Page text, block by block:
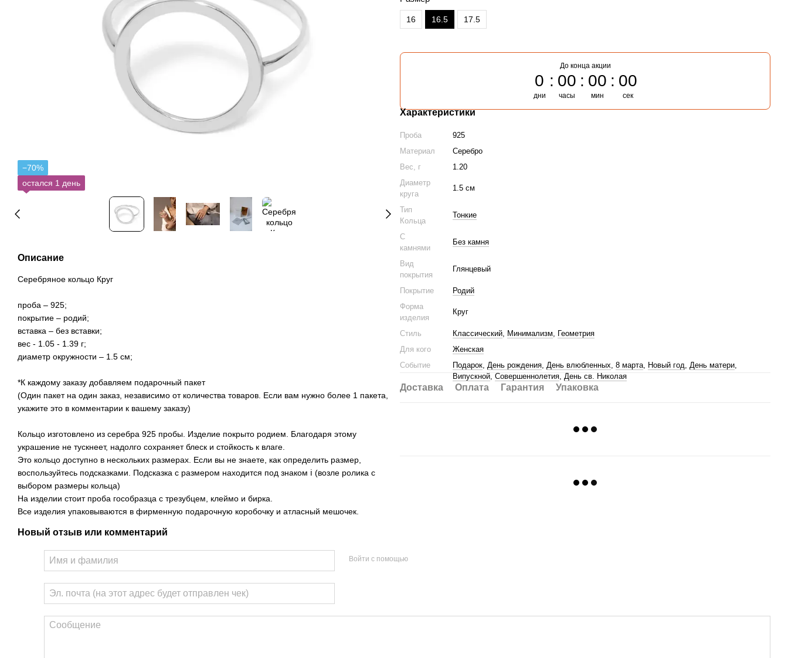
−70%
остался 1 день
Описание
Серебряное кольцо Круг
проба – 925;
покрытие – родий;
вставка – без вставки;
вес - 1.05 - 1.39 г;
диаметр окружности – 1.5 см;
*К каждому заказу добавляем подарочный пакет
(Один пакет на один заказ, независимо от количества товаров. Если вам нужно более 1 пакета,
укажите это в комментарии к вашему заказу)
Кольцо изготовлено из серебра 925 пробы. Изделие покрыто родием. Благодаря этому
украшение не тускнеет, надолго сохраняет блеск и стойкость к влаге.
Это кольцо доступно в нескольких размерах. Если вы не знаете, как определить размер,
воспользуйтесь подсказками. Подсказка с размером находится под знаком ℹ (возле ролика с
выбором размеры кольца)
На изделии стоит проба гособразца с трезубцем, клеймо и бирка.
Все изделия упаковываются в фирменную подарочную коробочку и атласный мешочек.
16 16.5 17.5
До конца акции
0
дни
00
часы
00
мин
00
сек
Характеристики
Проба
925
Материал
Серебро
Вес, г
1.20
Диаметр
круга
1.5 см
Тип
Кольца
Тонкие
С
камнями
Без камня
Вид
покрытия
Глянцевый
Покрытие
Родий
Форма
изделия
Круг
Стиль Классический, Минимализм, Геометрия
Для кого
Женская
Событие
Подарок, День рождения, День влюбленных, 8 марта, Новый год, День матери,
Випускной, Совершеннолетия, День св. Николая
Доставка Оплата Гарантия Упаковка
Новый отзыв или комментарий
Войти с помощью